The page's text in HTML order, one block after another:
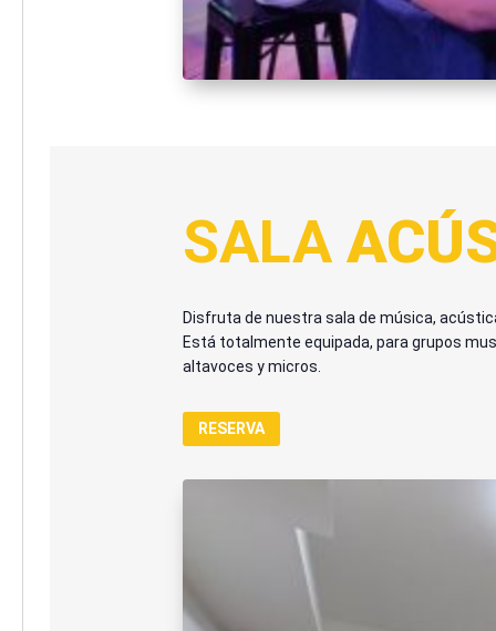
SALA
Disfruta de nuestra sala de música,
Está totalmente equipada, para grupos
altavoces y micros
RESERVA